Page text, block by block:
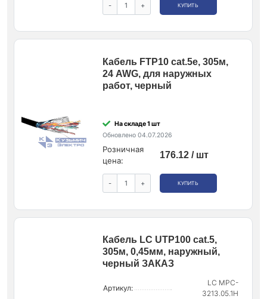
- + КУПИТЬ
Кабель FTP10 cat.5e, 305м,
24 AWG, для наружных
работ, черный
На складе 1 шт
Обновлено 04.07.2026
Розничная
цена:
176.12 / шт
- + КУПИТЬ
Кабель LC UTP100 cat.5,
305м, 0,45мм, наружный,
черный ЗАКАЗ
Артикул:
LC MPC-
3213.05.1H